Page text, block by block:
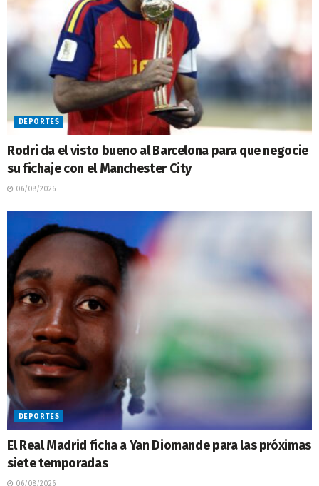
DEPORTES
Rodri da el visto bueno al Barcelona para que negocie
su fichaje con el Manchester City
06/08/2026
DEPORTES
El Real Madrid ficha a Yan Diomande para las próximas
siete temporadas
06/08/2026